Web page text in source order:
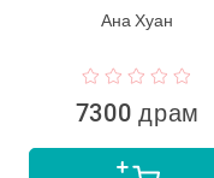
Ана Хуан
7300 драм